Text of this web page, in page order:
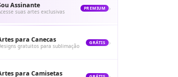
Assinante
suas artes exclusivas
PREMIUM ›
para Canecas
gratuitos para sublimação
GRÁTIS ›
para Camisetas